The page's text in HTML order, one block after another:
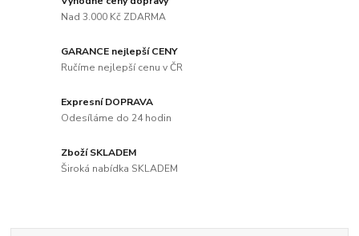
Nad 3.000 Kč ZDARMA
GARANCE nejlepší CENY
Ručíme nejlepší cenu v ČR
Expresní DOPRAVA
Odesíláme do 24 hodin
Zboží SKLADEM
Široká nabídka SKLADEM